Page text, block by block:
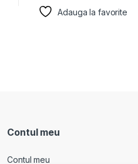
Adauga la favorite
Contul meu
Contul meu